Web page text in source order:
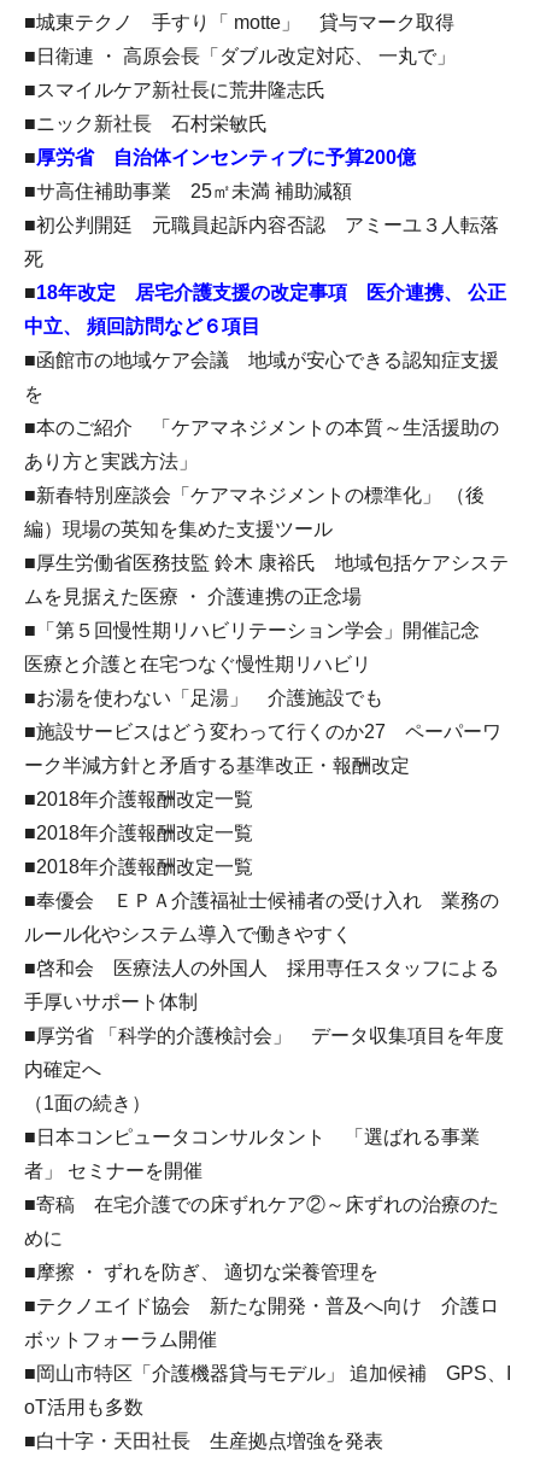
■城東テクノ 手すり「 motte」 貸与マーク取得
■日衛連 ・ 高原会長「ダブル改定対応、 一丸で」
■スマイルケア新社長に荒井隆志氏
■ニック新社長 石村栄敏氏
■厚労省 自治体インセンティブに予算200億
■サ高住補助事業 25㎡未満 補助減額
■初公判開廷 元職員起訴内容否認 アミーユ３人転落
死
■18年改定 居宅介護支援の改定事項 医介連携、 公正
中立、 頻回訪問など６項目
■函館市の地域ケア会議 地域が安心できる認知症支援
を
■本のご紹介 「ケアマネジメントの本質～生活援助の
あり方と実践方法」
■新春特別座談会「ケアマネジメントの標準化」 （後
編）現場の英知を集めた支援ツール
■厚生労働省医務技監 鈴木 康裕氏 地域包括ケアシステ
ムを見据えた医療 ・ 介護連携の正念場
■「第５回慢性期リハビリテーション学会」開催記念
医療と介護と在宅つなぐ慢性期リハビリ
■お湯を使わない「足湯」 介護施設でも
■施設サービスはどう変わって行くのか27 ペーパーワ
ーク半減方針と矛盾する基準改正・報酬改定
■2018年介護報酬改定一覧
■2018年介護報酬改定一覧
■2018年介護報酬改定一覧
■奉優会 ＥＰＡ介護福祉士候補者の受け入れ 業務の
ルール化やシステム導入で働きやすく
■啓和会 医療法人の外国人 採用専任スタッフによる
手厚いサポート体制
■厚労省 「科学的介護検討会」 データ収集項目を年度
内確定へ
（1面の続き）
■日本コンピュータコンサルタント 「選ばれる事業
者」 セミナーを開催
■寄稿 在宅介護での床ずれケア②～床ずれの治療のた
めに
■摩擦 ・ ずれを防ぎ、 適切な栄養管理を
■テクノエイド協会 新たな開発・普及へ向け 介護ロ
ボットフォーラム開催
■岡山市特区「介護機器貸与モデル」 追加候補 GPS、I
oT活用も多数
■白十字・天田社長 生産拠点増強を発表